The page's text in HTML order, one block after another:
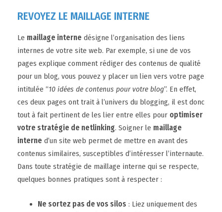
REVOYEZ LE MAILLAGE INTERNE
Le maillage interne désigne l’organisation des liens
internes de votre site web. Par exemple, si une de vos
pages explique comment rédiger des contenus de qualité
pour un blog, vous pouvez y placer un lien vers votre page
intitulée “10 idées de contenus pour votre blog”. En effet,
ces deux pages ont trait à l’univers du blogging, il est donc
tout à fait pertinent de les lier entre elles pour optimiser
votre stratégie de netlinking. Soigner le maillage
interne d’un site web permet de mettre en avant des
contenus similaires, susceptibles d’intéresser l’internaute.
Dans toute stratégie de maillage interne qui se respecte,
quelques bonnes pratiques sont à respecter :
Ne sortez pas de vos silos : Liez uniquement des